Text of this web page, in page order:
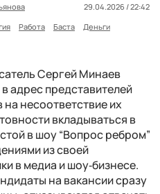
29.04.2026 / 22:42
Работа Баста Деньги
Сергей Минаев
адрес представителей
несоответствие их
вкладываться в
в шоу “Вопрос ребром”
из своей
в медиа и шоу‑бизнесе.
на вакансии сразу